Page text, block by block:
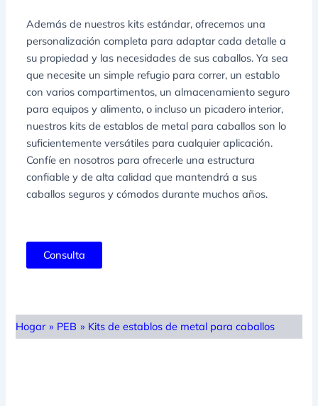
Además de nuestros kits estándar, ofrecemos una
personalización completa para adaptar cada detalle a
su propiedad y las necesidades de sus caballos. Ya sea
que necesite un simple refugio para correr, un establo
con varios compartimentos, un almacenamiento seguro
para equipos y alimento, o incluso un picadero interior,
nuestros kits de establos de metal para caballos son lo
suficientemente versátiles para cualquier aplicación.
Confíe en nosotros para ofrecerle una estructura
confiable y de alta calidad que mantendrá a sus
caballos seguros y cómodos durante muchos años.
Consulta
Hogar » PEB » Kits de establos de metal para caballos